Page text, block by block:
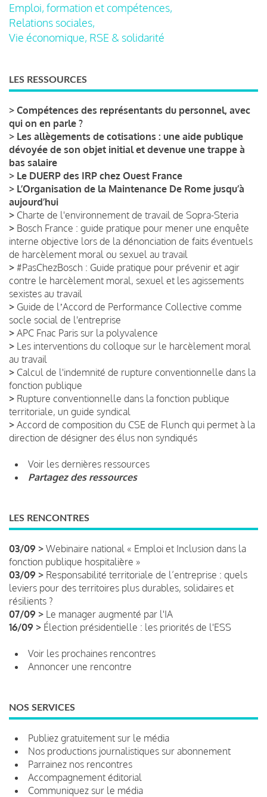
Emploi, formation et compétences,
Relations sociales,
Vie économique, RSE & solidarité
LES RESSOURCES
> Compétences des représentants du personnel, avec
qui on en parle ?
> Les allègements de cotisations : une aide publique
dévoyée de son objet initial et devenue une trappe à
bas salaire
> Le DUERP des IRP chez Ouest France
> L’Organisation de la Maintenance De Rome jusqu’à
aujourd’hui
> Charte de l'environnement de travail de Sopra-Steria
> Bosch France : guide pratique pour mener une enquête
interne objective lors de la dénonciation de faits éventuels
de harcèlement moral ou sexuel au travail
> #PasChezBosch : Guide pratique pour prévenir et agir
contre le harcèlement moral, sexuel et les agissements
sexistes au travail
> Guide de lʼAccord de Performance Collective comme
socle social de l'entreprise
> APC Fnac Paris sur la polyvalence
> Les interventions du colloque sur le harcèlement moral
au travail
> Calcul de l'indemnité de rupture conventionnelle dans la
fonction publique
> Rupture conventionnelle dans la fonction publique
territoriale, un guide syndical
> Accord de composition du CSE de Flunch qui permet à la
direction de désigner des élus non syndiqués
Voir les dernières ressources
Partagez des ressources
LES RENCONTRES
03/09 > Webinaire national « Emploi et Inclusion dans la
fonction publique hospitalière »
03/09 > Responsabilité territoriale de l’entreprise : quels
leviers pour des territoires plus durables, solidaires et
résilients ?
07/09 > Le manager augmenté par l'IA
16/09 > Élection présidentielle : les priorités de l'ESS
Voir les prochaines rencontres
Annoncer une rencontre
NOS SERVICES
Publiez gratuitement sur le média
Nos productions journalistiques sur abonnement
Parrainez nos rencontres
Accompagnement éditorial
Communiquez sur le média